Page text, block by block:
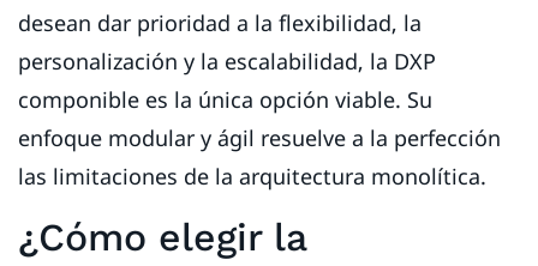
desean dar prioridad a la flexibilidad, la
personalización y la escalabilidad, la DXP
componible es la única opción viable. Su
enfoque modular y ágil resuelve a la perfección
las limitaciones de la arquitectura monolítica.
¿Cómo elegir la